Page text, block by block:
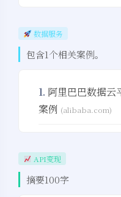
数据服务
包含1个相关案例。
1. 阿里巴巴数据云
案例 (alibaba.com)
API变现
摘要100字